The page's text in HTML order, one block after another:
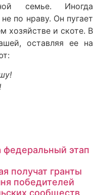
семье. Иногда
по нраву. Он пугает
хозяйстве и скоте. В
оставляя ее на
федеральный этап
получат гранты
победителей
сообществ